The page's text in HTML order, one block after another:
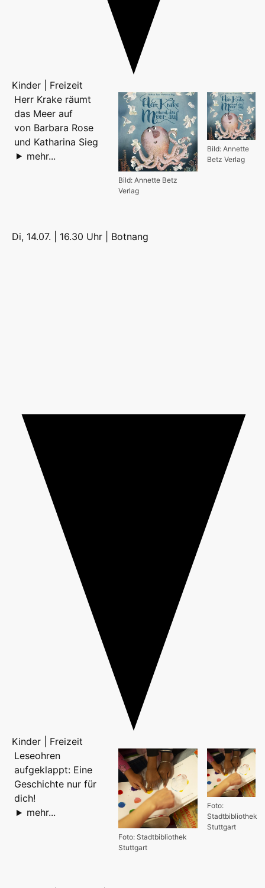
Kinder | Freizeit
Bild: Annette
Betz Verlag
Bild: Annette Betz
Verlag
Herr Krake räumt
das Meer auf
von Barbara Rose
und Katharina Sieg
mehr...
Di, 14.07. | 16.30 Uhr | Botnang
Kinder | Freizeit
Foto:
Stadtbibliothek
Stuttgart
Foto: Stadtbibliothek
Stuttgart
Leseohren
aufgeklappt: Eine
Geschichte nur für
dich!
mehr...